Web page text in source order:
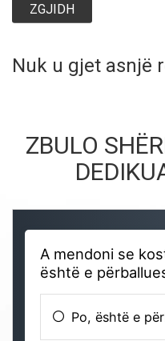
ZGJIDH
Nuk u gjet asnjë
ZBULO